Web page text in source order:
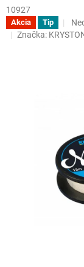
10927
Akcia Tip
Značka: